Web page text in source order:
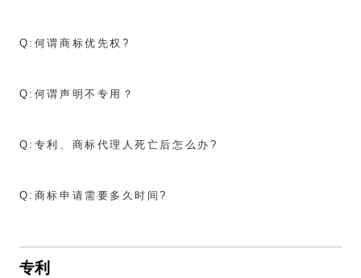
Q: 何谓商标优先权?
Q: 何谓声明不专用？
Q: 专利、商标代理人死亡后怎么办?
Q: 商标申请需要多久时间?
专利